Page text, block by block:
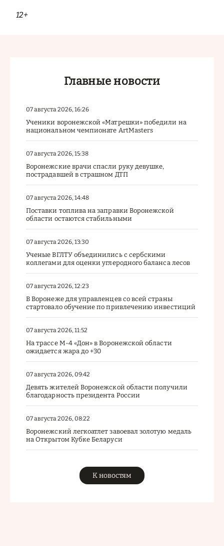
12+
Главные новости
07 августа 2026, 16:26
Ученики воронежской «Матрешки» победили на
национальном чемпионате ArtMasters
07 августа 2026, 15:38
Воронежские врачи спасли руку девушке,
пострадавшей в страшном ДТП
07 августа 2026, 14:48
Поставки топлива на заправки Воронежской
области остаются стабильными
07 августа 2026, 13:30
Ученые ВГЛТУ объединились с сербскими
коллегами для оценки углеродного баланса лесов
07 августа 2026, 12:23
В Воронеже для управленцев со всей страны
стартовало обучение по привлечению инвестиций
07 августа 2026, 11:52
На трассе М-4 «Дон» в Воронежской области
ожидается жара до +30
07 августа 2026, 09:42
Девять жителей Воронежской области получили
благодарность президента России
07 августа 2026, 08:22
Воронежский легкоатлет завоевал золотую медаль
на Открытом Кубке Беларуси
К новостям